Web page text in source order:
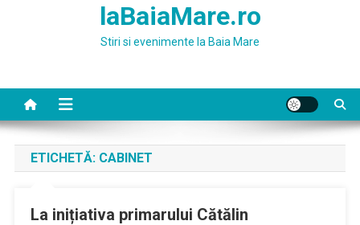
laBaiaMare.ro
Stiri si evenimente la Baia Mare
ETICHETĂ: CABINET
La inițiativa primarului Cătălin